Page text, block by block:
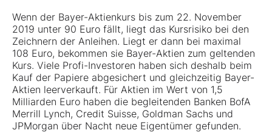
Wenn der Bayer-Aktienkurs bis zum 22. November
2019 unter 90 Euro fällt, liegt das Kursrisiko bei den
Zeichnern der Anleihen. Liegt er dann bei maximal
108 Euro, bekommen sie Bayer-Aktien zum geltenden
Kurs. Viele Profi-Investoren haben sich deshalb beim
Kauf der Papiere abgesichert und gleichzeitig Bayer-
Aktien leerverkauft. Für Aktien im Wert von 1,5
Milliarden Euro haben die begleitenden Banken BofA
Merrill Lynch, Credit Suisse, Goldman Sachs und
JPMorgan über Nacht neue Eigentümer gefunden.